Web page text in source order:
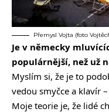
Přemysl Vojta (foto
Je v německy
populárnější, než už
Myslím si, že je to
vedou smyčce a klavír
Moje teorie je, že lidé